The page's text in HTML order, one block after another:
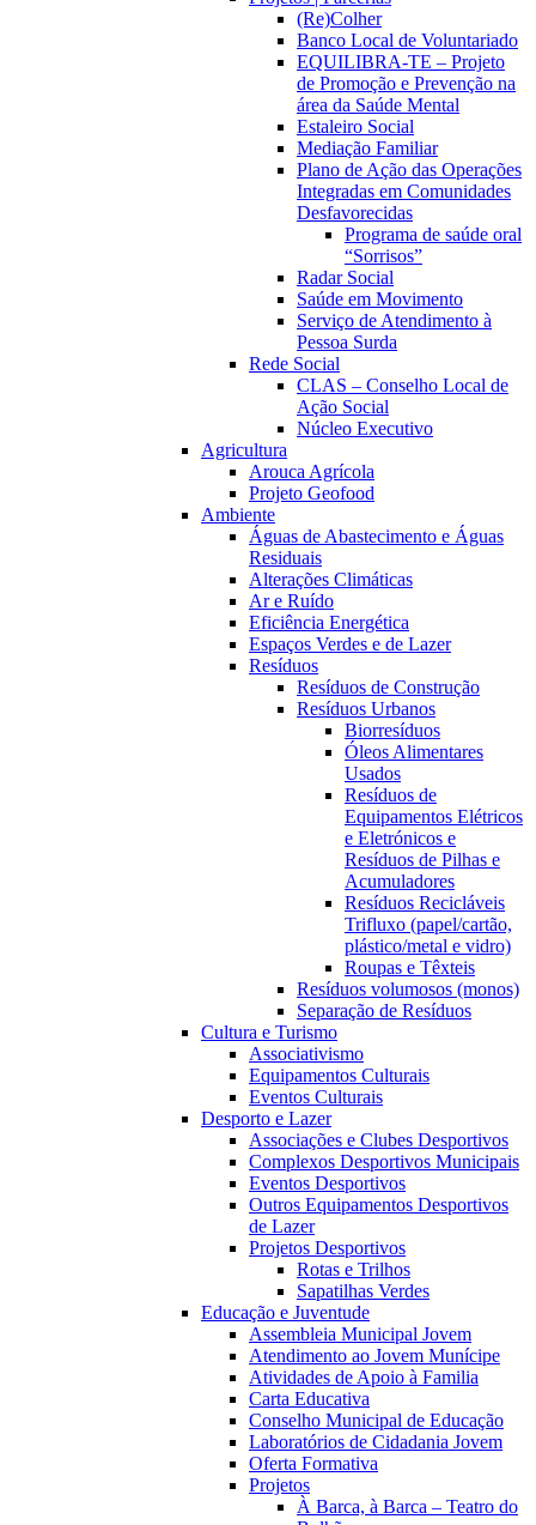
(Re)Colher
Banco Local de Voluntariado
EQUILIBRA-TE – Projeto
de Promoção e Prevenção na
área da Saúde Mental
Estaleiro Social
Mediação Familiar
Plano de Ação das Operações
Integradas em Comunidades
Desfavorecidas
Programa de saúde oral
“Sorrisos”
Radar Social
Saúde em Movimento
Serviço de Atendimento à
Pessoa Surda
Rede Social
CLAS – Conselho Local de
Ação Social
Núcleo Executivo
Agricultura
Arouca Agrícola
Projeto Geofood
Ambiente
Águas de Abastecimento e Águas
Residuais
Alterações Climáticas
Ar e Ruído
Eficiência Energética
Espaços Verdes e de Lazer
Resíduos
Resíduos de Construção
Resíduos Urbanos
Biorresíduos
Óleos Alimentares
Usados
Resíduos de
Equipamentos Elétricos
e Eletrónicos e
Resíduos de Pilhas e
Acumuladores
Resíduos Recicláveis
Trifluxo (papel/cartão,
plástico/metal e vidro)
Roupas e Têxteis
Resíduos volumosos (monos)
Separação de Resíduos
Cultura e Turismo
Associativismo
Equipamentos Culturais
Eventos Culturais
Desporto e Lazer
Associações e Clubes Desportivos
Complexos Desportivos Municipais
Eventos Desportivos
Outros Equipamentos Desportivos
de Lazer
Projetos Desportivos
Rotas e Trilhos
Sapatilhas Verdes
Educação e Juventude
Assembleia Municipal Jovem
Atendimento ao Jovem Munícipe
Atividades de Apoio à Familia
Carta Educativa
Conselho Municipal de Educação
Laboratórios de Cidadania Jovem
Oferta Formativa
Projetos
À Barca, à Barca – Teatro do